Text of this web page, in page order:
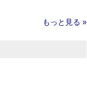
もっと見る »